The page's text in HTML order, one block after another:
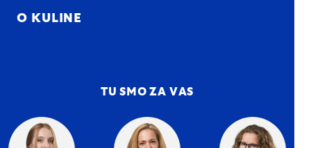
O KULINE
TU SMO ZA VAS